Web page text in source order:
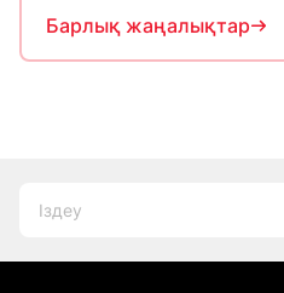
Барлық жаңалықтар